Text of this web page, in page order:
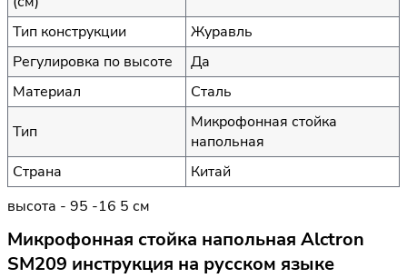
Тип конструкции
Журавль
Регулировка по высоте
Да
Материал
Сталь
Тип
Микрофонная стойка
напольная
Страна
Китай
высота - 95 -16 5 см
Микрофонная стойка напольная Alctron
SM209 инструкция на русском языке